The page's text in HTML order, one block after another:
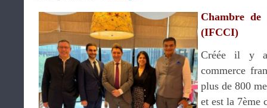
Chambre de
(IFCCI)
Créée il y
commerce
plus de 800
et est la 7ème